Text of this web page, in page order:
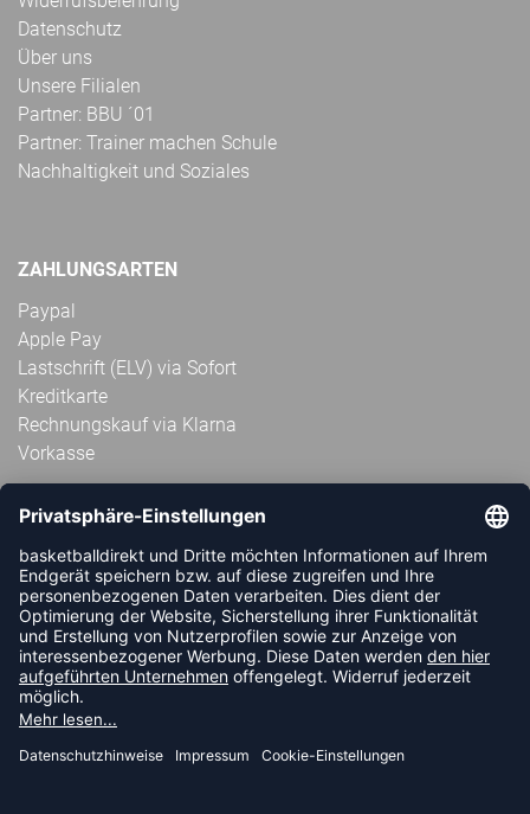
Datenschutz
Über uns
Unsere Filialen
Partner: BBU ´01
Partner: Trainer machen Schule
Nachhaltigkeit und Soziales
ZAHLUNGSARTEN
Paypal
Apple Pay
Lastschrift (ELV) via Sofort
Kreditkarte
Rechnungskauf via Klarna
Vorkasse
ABONNIERE JETZT DEN KOSTENLOSEN
HANDBALLDIREKT-NEWSLETTER UND VERPASSE KEINE
NEUIGKEIT ODER AKTION MEHR.
JETZT ANMELDEN